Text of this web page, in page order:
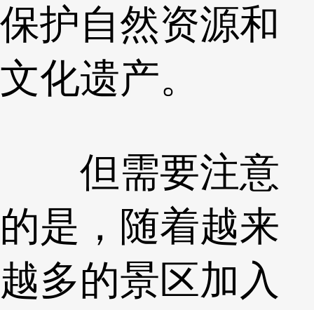
保护自然资源和
文化遗产。
但需要注意
的是，随着越来
越多的景区加入